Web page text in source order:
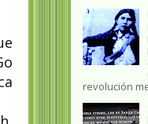
revolución